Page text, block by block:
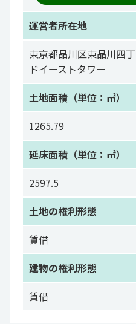
運営者所在地
東京都品川区東品川四
ドイーストタワー
土地面積（単位：㎡）
1265.79
延床面積（単位：㎡）
2597.5
土地の権利形態
賃借
建物の権利形態
賃借